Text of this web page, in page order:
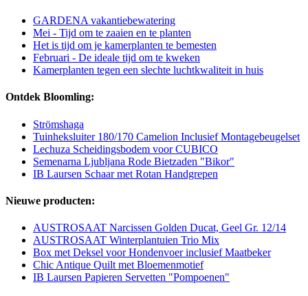
GARDENA vakantiebewatering
Mei - Tijd om te zaaien en te planten
Het is tijd om je kamerplanten te bemesten
Februari - De ideale tijd om te kweken
Kamerplanten tegen een slechte luchtkwaliteit in huis
Ontdek Bloomling:
Strömshaga
Tuinheksluiter 180/170 Camelion Inclusief Montagebeugelset
Lechuza Scheidingsbodem voor CUBICO
Semenarna Ljubljana Rode Bietzaden "Bikor"
IB Laursen Schaar met Rotan Handgrepen
Nieuwe producten:
AUSTROSAAT Narcissen Golden Ducat, Geel Gr. 12/14
AUSTROSAAT Winterplantuien Trio Mix
Box met Deksel voor Hondenvoer inclusief Maatbeker
Chic Antique Quilt met Bloemenmotief
IB Laursen Papieren Servetten "Pompoenen"